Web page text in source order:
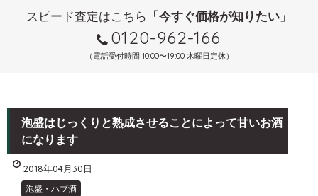
スピード査定はこちら 「今すぐ価格が知りたい」
0120-962-166
（電話受付時間 10:00〜19:00 木曜日定休）
泡盛はじっくりと熟成させることによって甘いお酒
になります
2018年04月30日
泡盛・ハブ酒